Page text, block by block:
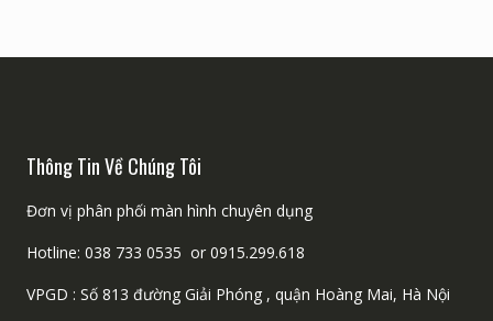
Thông Tin Về Chúng Tôi
Đơn vị phân phối màn hình chuyên dụng
Hotline: 038 733 0535 or 0915.299.618
VPGD : Số 813 đường Giải Phóng , quận Hoàng Mai, Hà Nội